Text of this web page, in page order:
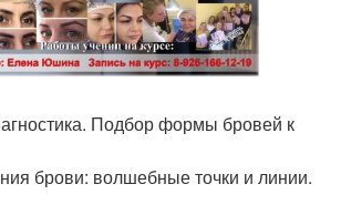
Подбор формы бровей к
брови: волшебные точки и линии.